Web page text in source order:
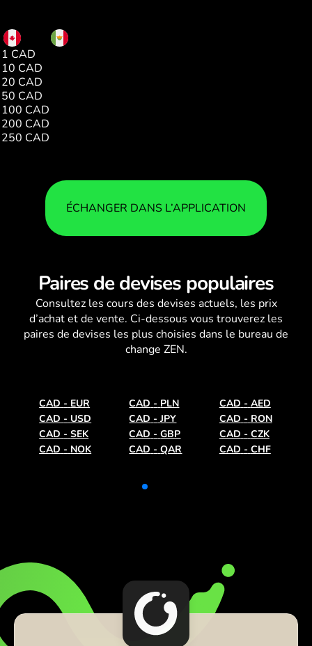
CAD
1 CAD
10 CAD
20 CAD
50 CAD
100 CAD
200 CAD
250 CAD
ÉCHANGER DANS L’APPLICATION
Paires de devises populaires
Consultez les cours des devises actuels, les prix
d’achat et de vente. Ci-dessous vous trouverez les
paires de devises les plus choisies dans le bureau de
change ZEN.
CAD - EUR CAD - PLN CAD - AED
CAD - USD CAD - JPY CAD - RON
CAD - SEK CAD - GBP CAD - CZK
CAD - NOK CAD - QAR CAD - CHF